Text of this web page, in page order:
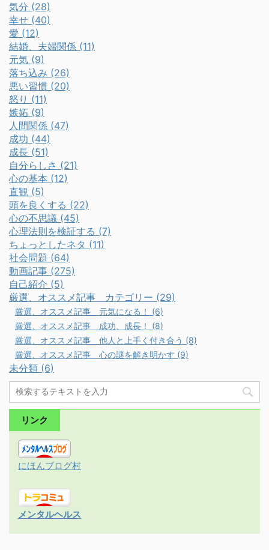
気分 (28)
幸せ (40)
愛 (12)
結婚、夫婦関係 (11)
元気 (9)
落ち込み (26)
悪い習慣 (20)
怒り (11)
嫉妬 (9)
人間関係 (47)
成功 (44)
成長 (51)
自分らしさ (21)
心の基本 (12)
直観 (5)
頭を良くする (22)
心の不思議 (45)
心理法則を検証する (7)
ちょっとしたネタ (11)
社会問題 (64)
動画記事 (275)
自己紹介 (5)
厳選、オススメ記事 カテゴリー (29)
厳選、オススメ記事 元気になる！ (6)
厳選、オススメ記事 成功、成長！ (8)
厳選、オススメ記事 他人と上手く付き合う (8)
厳選、オススメ記事 心の謎を解き明かす (9)
未分類 (6)
リンク
にほんブログ村
メンタルヘルス